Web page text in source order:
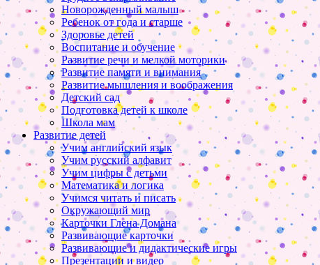
Новорожденный малыш
Ребенок от года и старше
Здоровье детей
Воспитание и обучение
Развитие речи и мелкой моторики
Развитие памяти и внимания
Развитие мышления и воображения
Детский сад
Подготовка детей к школе
Школа мам
Развитие детей
Учим английский язык
Учим русский алфавит
Учим цифры с детьми
Математика и логика
Учимся читать и писать
Окружающий мир
Карточки Глена Домана
Развивающие карточки
Развивающие и дидактические игры
Презентации и видео